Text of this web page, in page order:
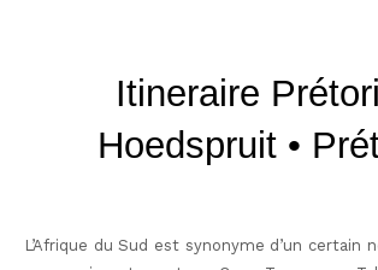
Itineraire
Hoedspruit •
L’Afrique du Sud est synonyme d’un certain